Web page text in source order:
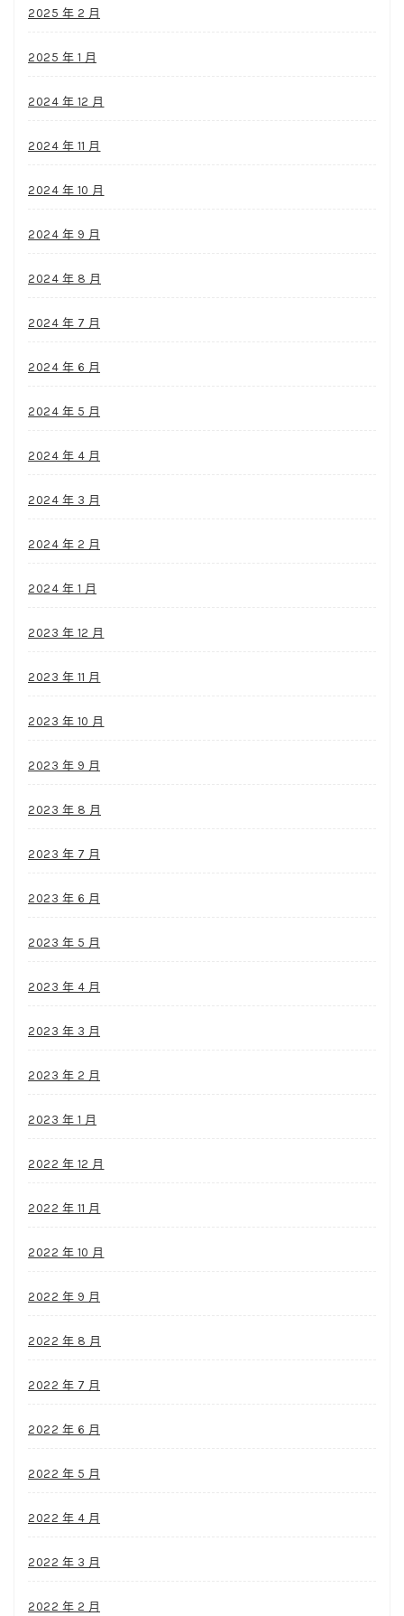
2025 年 2 月
2025 年 1 月
2024 年 12 月
2024 年 11 月
2024 年 10 月
2024 年 9 月
2024 年 8 月
2024 年 7 月
2024 年 6 月
2024 年 5 月
2024 年 4 月
2024 年 3 月
2024 年 2 月
2024 年 1 月
2023 年 12 月
2023 年 11 月
2023 年 10 月
2023 年 9 月
2023 年 8 月
2023 年 7 月
2023 年 6 月
2023 年 5 月
2023 年 4 月
2023 年 3 月
2023 年 2 月
2023 年 1 月
2022 年 12 月
2022 年 11 月
2022 年 10 月
2022 年 9 月
2022 年 8 月
2022 年 7 月
2022 年 6 月
2022 年 5 月
2022 年 4 月
2022 年 3 月
2022 年 2 月